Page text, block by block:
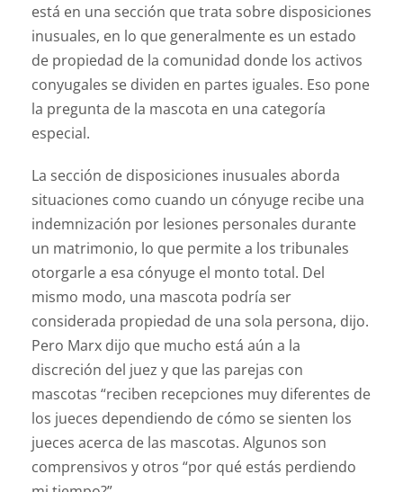
está en una sección que trata sobre disposiciones
inusuales, en lo que generalmente es un estado
de propiedad de la comunidad donde los activos
conyugales se dividen en partes iguales. Eso pone
la pregunta de la mascota en una categoría
especial.
La sección de disposiciones inusuales aborda
situaciones como cuando un cónyuge recibe una
indemnización por lesiones personales durante
un matrimonio, lo que permite a los tribunales
otorgarle a esa cónyuge el monto total. Del
mismo modo, una mascota podría ser
considerada propiedad de una sola persona, dijo.
Pero Marx dijo que mucho está aún a la
discreción del juez y que las parejas con
mascotas “reciben recepciones muy diferentes de
los jueces dependiendo de cómo se sienten los
jueces acerca de las mascotas. Algunos son
comprensivos y otros “por qué estás perdiendo